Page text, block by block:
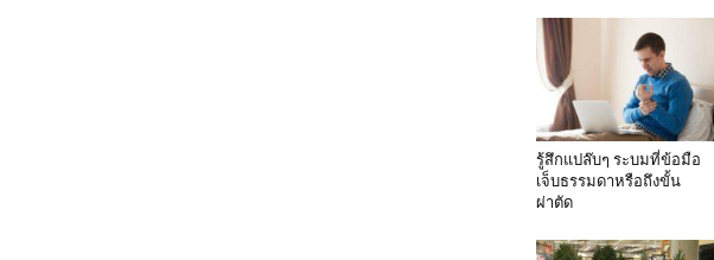
รู้สึกแปล๊บๆ ระบมที่ข้อมือ
เจ็บธรรมดาหรือถึงขั้น
ผ่าตัด